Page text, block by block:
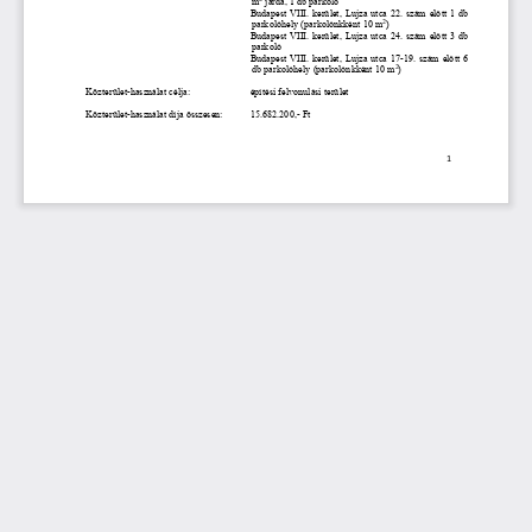
1
Közterület-használat célja:
Közterület-használat díja összesen:
Budapest  VIII.  kerület, Lujza  utca  22. szám előtt 1  db
parkolóhely (parkolónkként 10 m2)
Budapest  VIII.  kerület, Lujza  utca  24. szám előtt 3  db
parkoló
Budapest  VIII.  kerület, Lujza  utca  17-19. szám előtt 6
db parkolóhely (parkolónkként 10 m2)
építési felvonulási terület
15.682.200, - Ft